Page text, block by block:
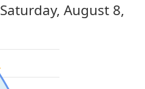
Saturday, August 8,